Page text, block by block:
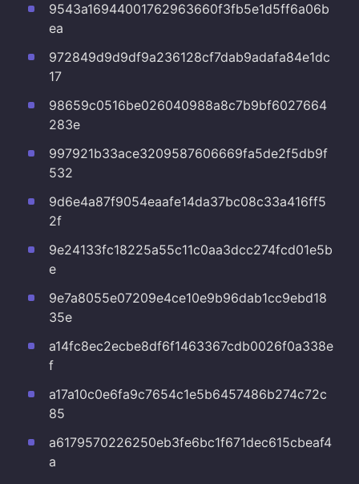
9543a16944001762963660f3fb5e1d5ff6a06b
ea
972849d9d9df9a236128cf7dab9adafa84e1dc
17
98659c0516be026040988a8c7b9bf6027664
283e
997921b33ace3209587606669fa5de2f5db9f
532
9d6e4a87f9054eaafe14da37bc08c33a416ff5
2f
9e24133fc18225a55c11c0aa3dcc274fcd01e5b
e
9e7a8055e07209e4ce10e9b96dab1cc9ebd18
35e
a14fc8ec2ecbe8df6f1463367cdb0026f0a338e
f
a17a10c0e6fa9c7654c1e5b6457486b274c72c
85
a6179570226250eb3fe6bc1f671dec615cbeaf4
a